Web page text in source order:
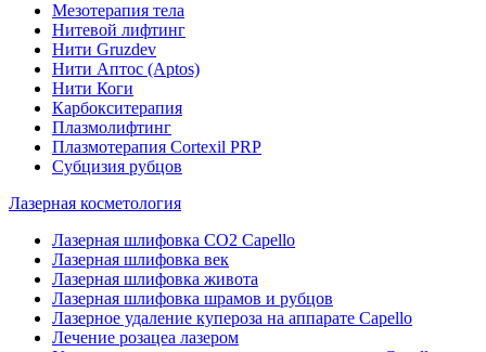
Мезотерапия тела
Нитевой лифтинг
Нити Gruzdev
Нити Аптос (Aptos)
Нити Коги
Карбокситерапия
Плазмолифтинг
Плазмотерапия Сortexil PRP
Субцизия рубцов
Лазерная косметология
Лазерная шлифовка CO2 Capello
Лазерная шлифовка век
Лазерная шлифовка живота
Лазерная шлифовка шрамов и рубцов
Лазерное удаление купероза на аппарате Capello
Лечение розацеа лазером